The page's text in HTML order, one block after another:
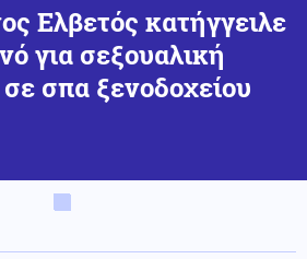
Ελβετός κατήγγειλε
για σεξουαλική
σπα ξενοδοχείου